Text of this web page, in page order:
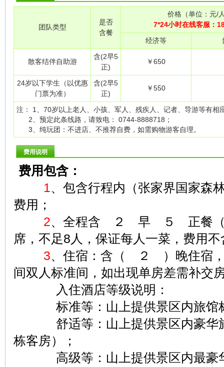
团队类型
是否
含餐
价格（单位：元/
7*24小时在线客服：
经济等
散客结伴自助游
含(2早5
正)
￥650
24岁以下学生（以优惠
门票为准）
含(2早5
正)
￥550
注： 1、70岁以上老人、小孩、军人、残疾人、记者、导游等有相
2、预定此条线路，请致电： 0744-8888718；
3、纯玩团：不进店、不推荐自费，如需购物游客自理。
费用说明
费用包含：
1、包含行程内（张家界国家森
费用；
2、全程含 ２ 早 ５ 正餐（
席，不足8人，保证每人一菜，费用
3、住宿：含（ ２ ）晚住宿，
间双人标准间，如出现单房差需补交
入住酒店等级说明：
标准等：山上提供景区内旅馆
舒适等：山上提供景区内豪华
栋客房）；
高级等：山上提供景区内最豪